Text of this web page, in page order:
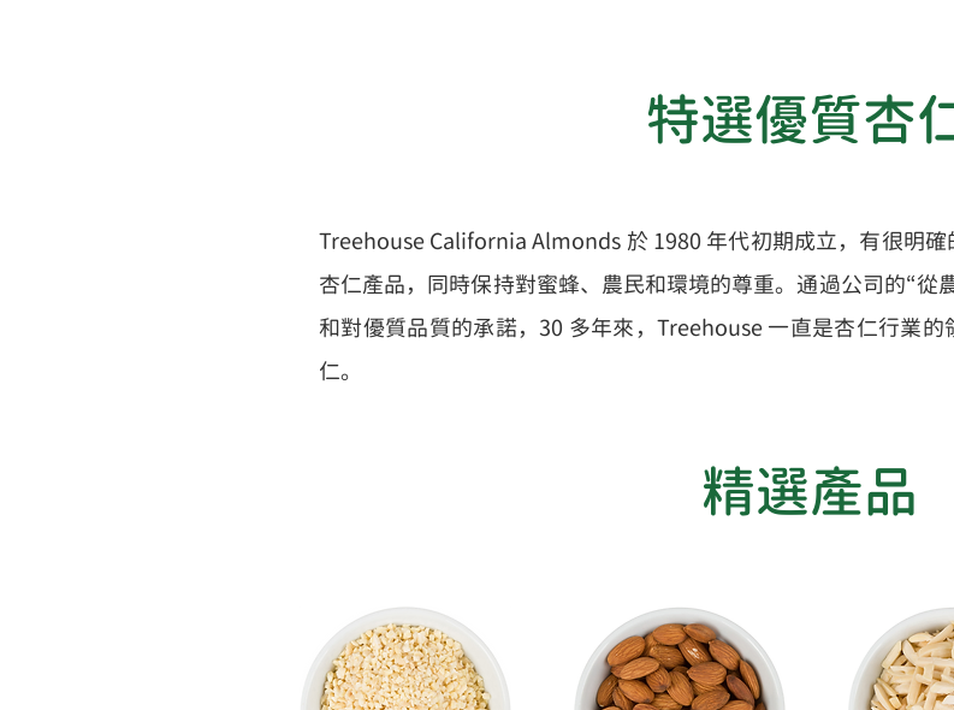
特選優質杏
Treehouse California Almonds 於 1980 年代初期成立，有很明
杏仁產品，同時保持對蜜蜂、農民和環境的尊重。通過公司的“從
和對優質品質的承諾，30 多年來，Treehouse 一直是杏仁行業
仁。
​精選產品